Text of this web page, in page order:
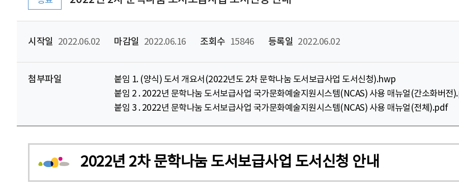
시작일 2022.06.02 마감일 2022.06.16 조회수 15846 등록일 2022.06.02
첨부파일 붙임 1. (양식) 도서 개요서(2022년도 2차 문학나눔 도서보급사업 도서신청).hwp
붙임 2 . 2022년 문학나눔 도서보급사업 국가문화예술지원시스템(NCAS) 사용 매뉴얼(간소화버전
붙임 3 . 2022년 문학나눔 도서보급사업 국가문화예술지원시스템(NCAS) 사용 매뉴얼(전체).pdf
2022년 2차 문학나눔 도서보급사업 도서신청 안내